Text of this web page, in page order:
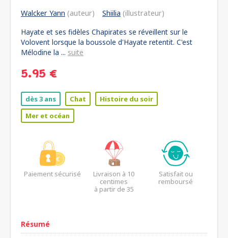
Walcker Yann (auteur) Shiilia (illustrateur)
Hayate et ses fidèles Chapirates se réveillent sur le
Volovent lorsque la boussole d'Hayate retentit. C'est
Mélodine la ... suite
5.95 €
dès 3 ans Chat
Histoire du soir
Mer et océan
Paiement sécurisé
Livraison à 10
centimes
à partir de 35
Satisfait ou
remboursé
Résumé